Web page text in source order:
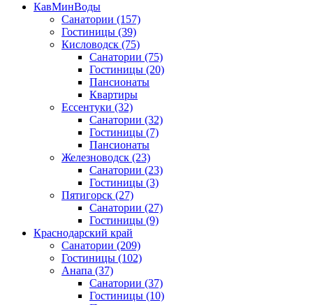
КавМинВоды
Санатории (157)
Гостиницы (39)
Кисловодск (75)
Санатории (75)
Гостиницы (20)
Пансионаты
Квартиры
Ессентуки (32)
Санатории (32)
Гостиницы (7)
Пансионаты
Железноводск (23)
Санатории (23)
Гостиницы (3)
Пятигорск (27)
Санатории (27)
Гостиницы (9)
Краснодарский край
Санатории (209)
Гостиницы (102)
Анапа (37)
Санатории (37)
Гостиницы (10)